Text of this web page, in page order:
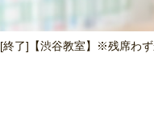
[終了]【渋谷教室】※残席わ